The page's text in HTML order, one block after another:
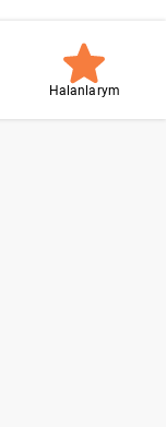
Halanlarym